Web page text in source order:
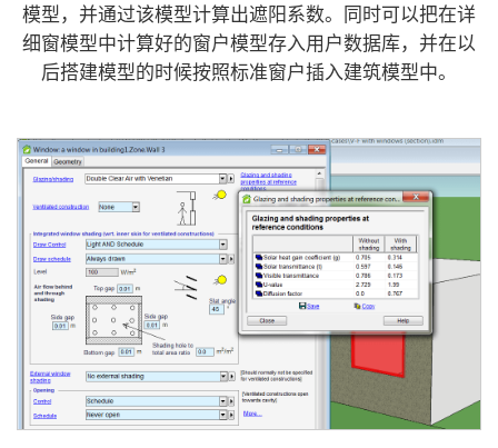
模型，并通过该模型计算出遮阳系数。同时可以把在详
细窗模型中计算好的窗户模型存入用户数据库，并在以
后搭建模型的时候按照标准窗户插入建筑模型中。